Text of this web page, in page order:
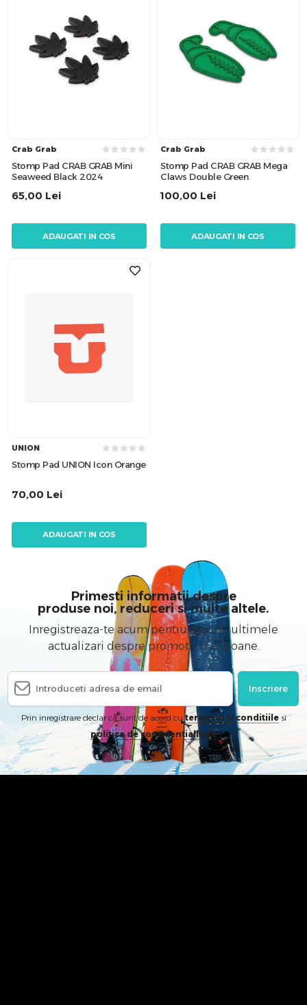
Crab Grab
Stomp Pad CRAB GRAB Mini
Seaweed Black 2024
65,00 Lei
ADAUGATI IN COS
Crab Grab
Stomp Pad CRAB GRAB Mega
Claws Double Green
100,00 Lei
ADAUGATI IN COS
UNION
Stomp Pad UNION Icon Orange
70,00 Lei
ADAUGATI IN COS
Primesti informatii despre
produse noi, reduceri si multe altele.
Inregistreaza-te acum pentru a primi ultimele
actualizari despre promotii si cupoane.
Inscriere
Prin inregistrare declar ca sunt de acord cutermenii si conditiilesi
politica de confidentialitate